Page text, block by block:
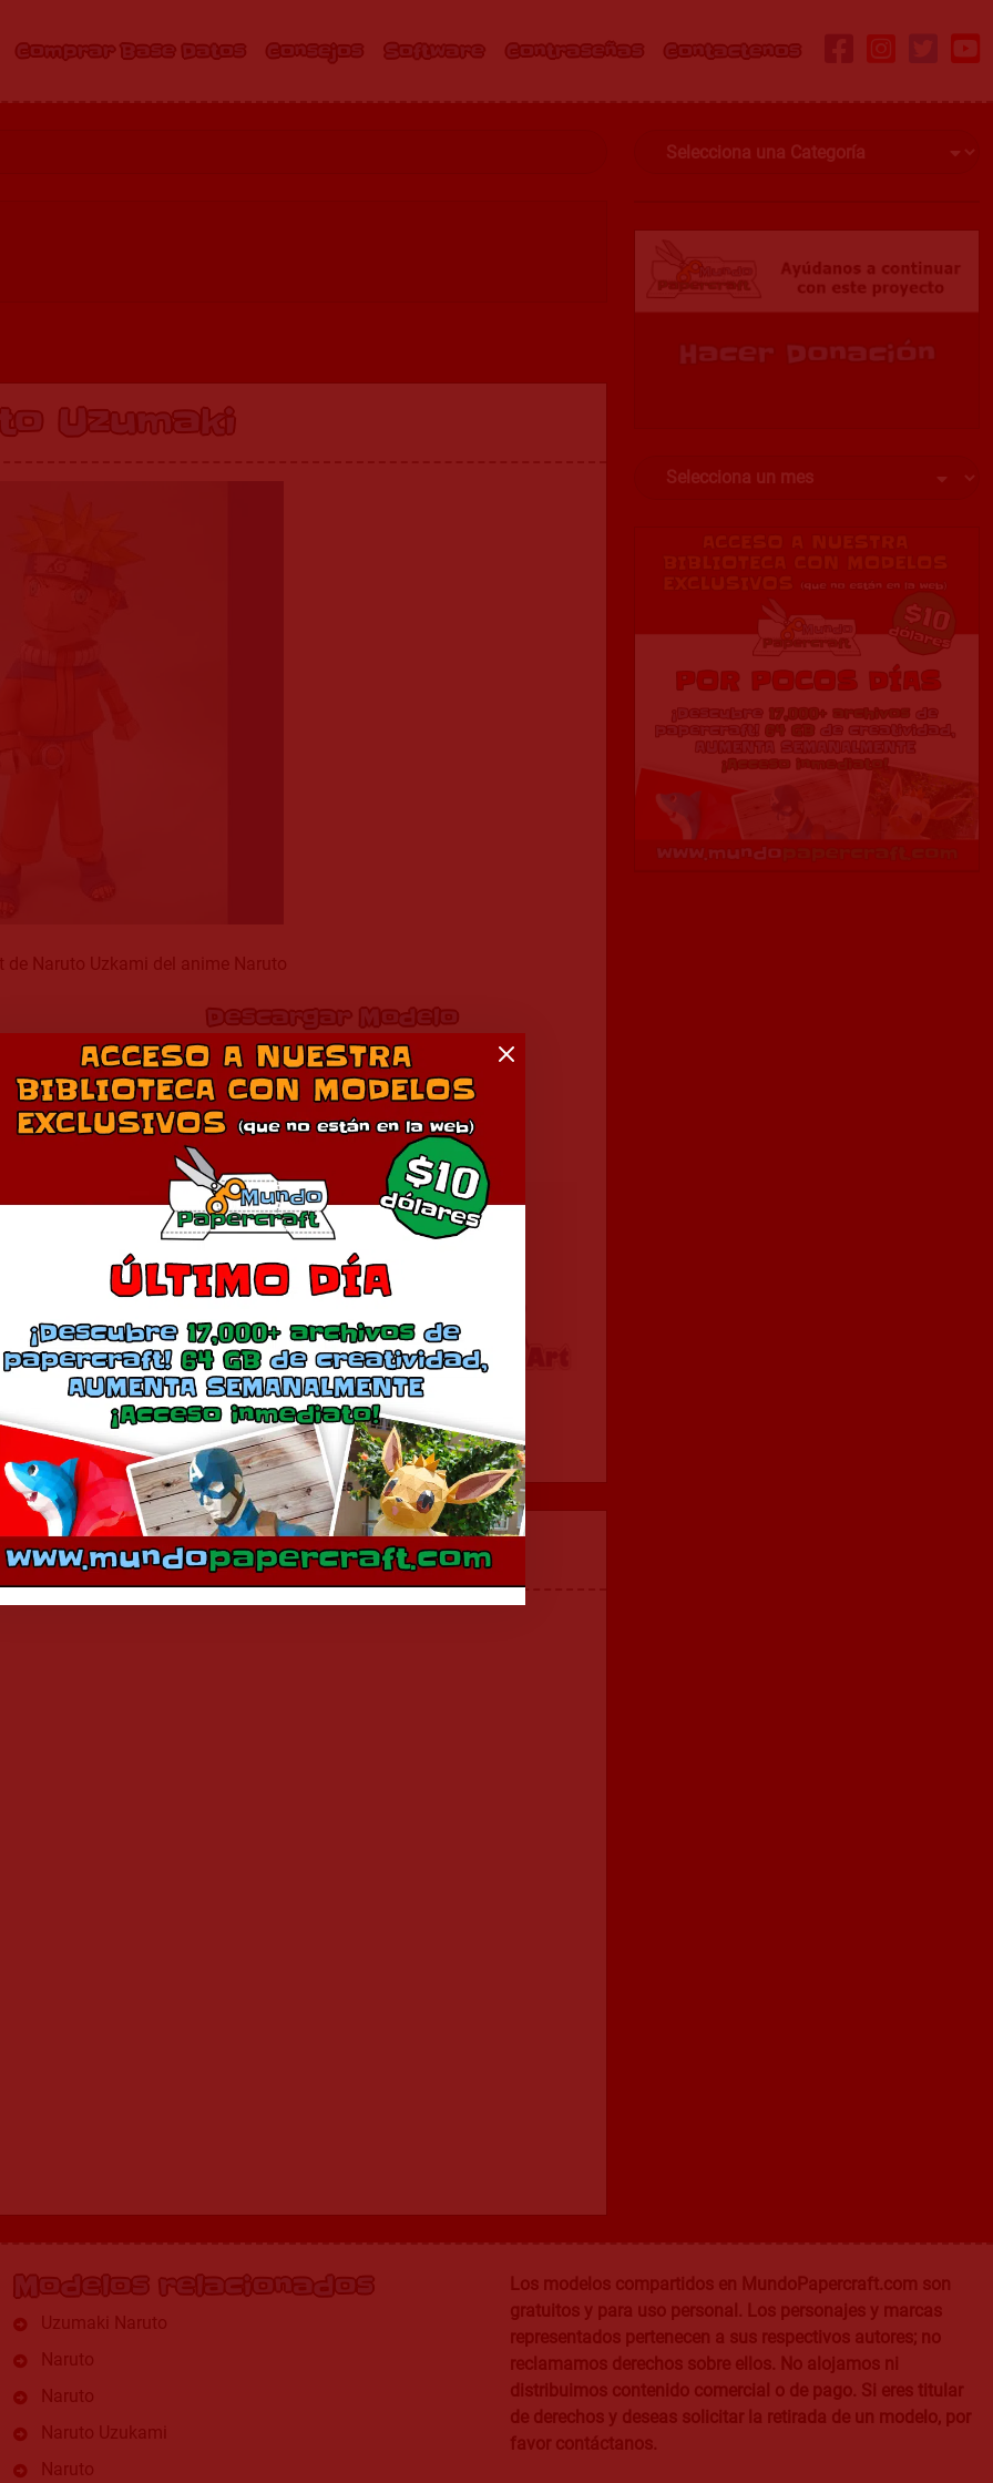
Comprar Base Datos Consejos Software Contraseñas Contactenos
Uzumaki
de Naruto Uzkami del anime Naruto
Descargar Modelo
Comparte esto:
Más
Naruto
6, 2023
En «Anime»
Naruto
abril 4, 2019
En «Anime»
Modelos relacionados
Uzumaki Naruto
Naruto
Naruto
Naruto Uzukami
Naruto
Los modelos compartidos en MundoPapercraft.com son
gratuitos y para uso personal. Los personajes y marcas
representados pertenecen a sus respectivos autores; no
reclamamos derechos sobre ellos. No alojamos ni
distribuimos contenido comercial o de pago. Si eres titular
de derechos y deseas solicitar la retirada de un modelo, por
favor contáctanos.